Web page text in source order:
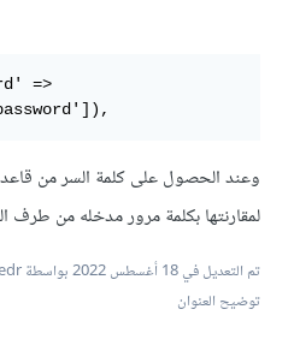
وعند الحصول على كلمة السر من
لمقارنتها بكلمة مرور مدخله من طرف
تم التعديل في18 أغسطس 2022
بواسطة Hassan Hedr
توضيح العنوان